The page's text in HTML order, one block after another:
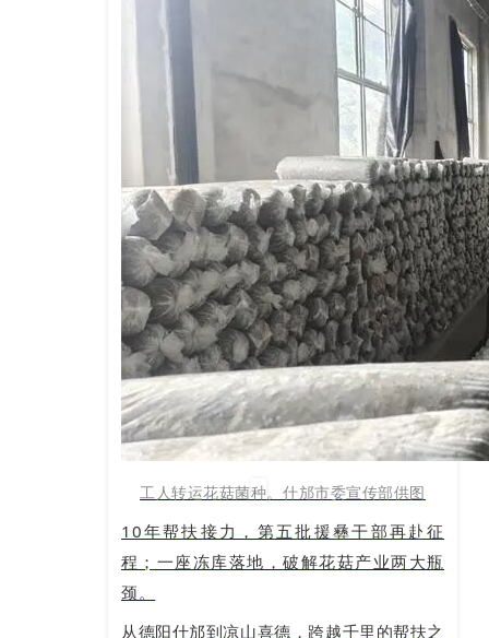
工人转运花菇菌种。什邡市委宣传部供图
10年帮扶接力，第五批援彝干部再赴征
程；一座冻库落地，破解花菇产业两大瓶
颈。
从德阳什邡到凉山喜德，跨越千里的帮扶之